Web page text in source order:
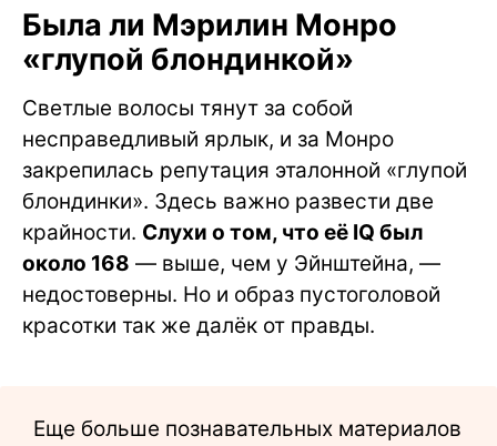
Была ли Мэрилин Монро
«глупой блондинкой»
Светлые волосы тянут за собой
несправедливый ярлык, и за Монро
закрепилась репутация эталонной «глупой
блондинки». Здесь важно развести две
крайности. Слухи о том, что её IQ был
около 168 — выше, чем у Эйнштейна, —
недостоверны. Но и образ пустоголовой
красотки так же далёк от правды.
Еще больше познавательных материалов